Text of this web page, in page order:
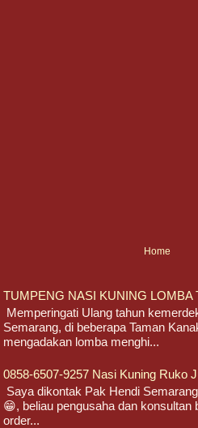
Home
TUMPENG NASI KUNING LOMBA
Memperingati Ulang tahun
Semarang, di beberapa Taman
mengadakan lomba menghi...
0858-6507-9257 Nasi Kuning Ruko
Saya dikontak Pak Hendi
😁, beliau pengusaha dan
order...